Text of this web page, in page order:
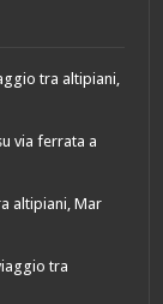
tra altipiani,
via ferrata a
altipiani, Mar
tra